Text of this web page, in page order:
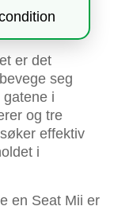
er det
seg
i
og tre
effektiv
i
en Seat Mii er